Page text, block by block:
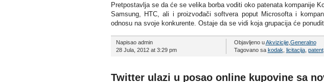
Pretpostavlja se da će se velika borba voditi oko patenata kompanije
Samsung, HTC, ali i proizvođači softvera poput Microsofta i
odnosu na svoje konkurente. Ostaje da se vidi koja grupacija će
Napisao admin
28 Jula, 2012 at 3:29 pm
Objavljeno uAkvizicije, Generalno
Tagovano sa kodak licitacija, patent,
Twitter ulazi u posao online kupovine sa